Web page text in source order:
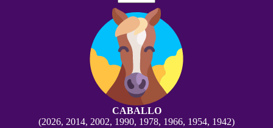
CABALLO
(2026, 2014, 2002, 1990, 1978, 1966, 1954, 1942)